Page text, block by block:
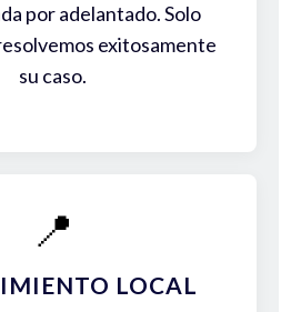
por adelantado. Solo
exitosamente
su caso.
📍
LOCAL